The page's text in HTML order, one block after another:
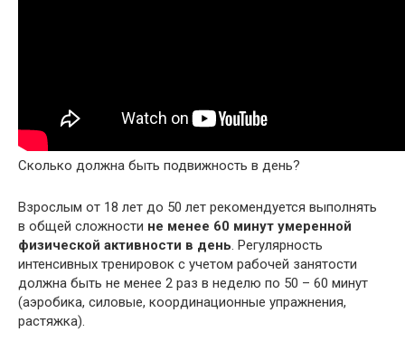
Сколько должна быть подвижность в день?
Взрослым от 18 лет до 50 лет рекомендуется выполнять
в общей сложности не менее 60 минут умеренной
физической активности в день. Регулярность
интенсивных тренировок с учетом рабочей занятости
должна быть не менее 2 раз в неделю по 50 – 60 минут
(аэробика, силовые, координационные упражнения,
растяжка).